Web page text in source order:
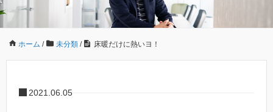
ホーム / 未分類 / 床暖だけに熱いヨ！
2021.06.05